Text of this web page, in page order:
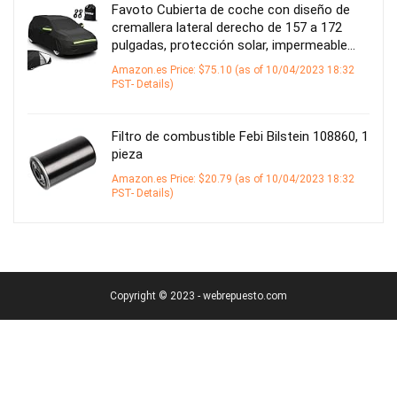
Favoto Cubierta de coche con diseño de
cremallera lateral derecho de 157 a 172
pulgadas, protección solar, impermeable…
Amazon.es Price: $75.10 (as of 10/04/2023 18:32
PST- Details)
Filtro de combustible Febi Bilstein 108860, 1
pieza
Amazon.es Price: $20.79 (as of 10/04/2023 18:32
PST- Details)
Copyright © 2023 - webrepuesto.com